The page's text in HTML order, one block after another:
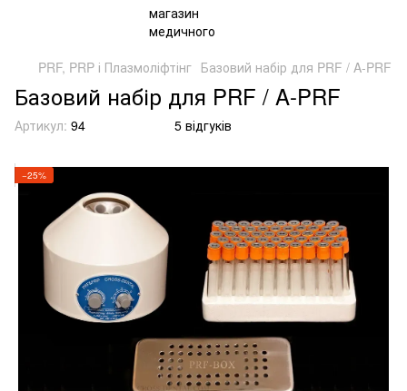
PRF, PRP і Плазмоліфтінг Базовий набір для PRF / A-PRF
Базовий набір для PRF / A-PRF
Артикул: 94 5 відгуків
−25%